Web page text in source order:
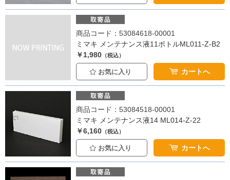
商品コード：53084618-00001
ミマキ メンテナンス液11ボトルML011-Z-B2
￥1,980 （税込）
お気に入り カートへ
商品コード：53084518-00001
ミマキ メンテナンス液14 ML014-Z-22
￥6,160 （税込）
お気に入り カートへ